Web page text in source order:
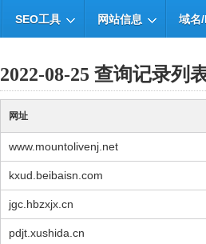
SEO工具 网站信息 域名
2022-08-25 查询记录列
网址
www.mountolivenj.net
kxud.beibaisn.com
jgc.hbzxjx.cn
pdjt.xushida.cn